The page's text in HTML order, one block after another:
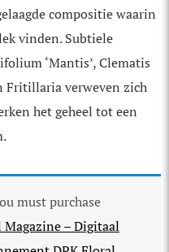
compositie waarin
vinden. Subtiele
‘Mantis’, Clematis
Fritillaria verweven zich
het geheel tot een
must purchase
– Digitaal